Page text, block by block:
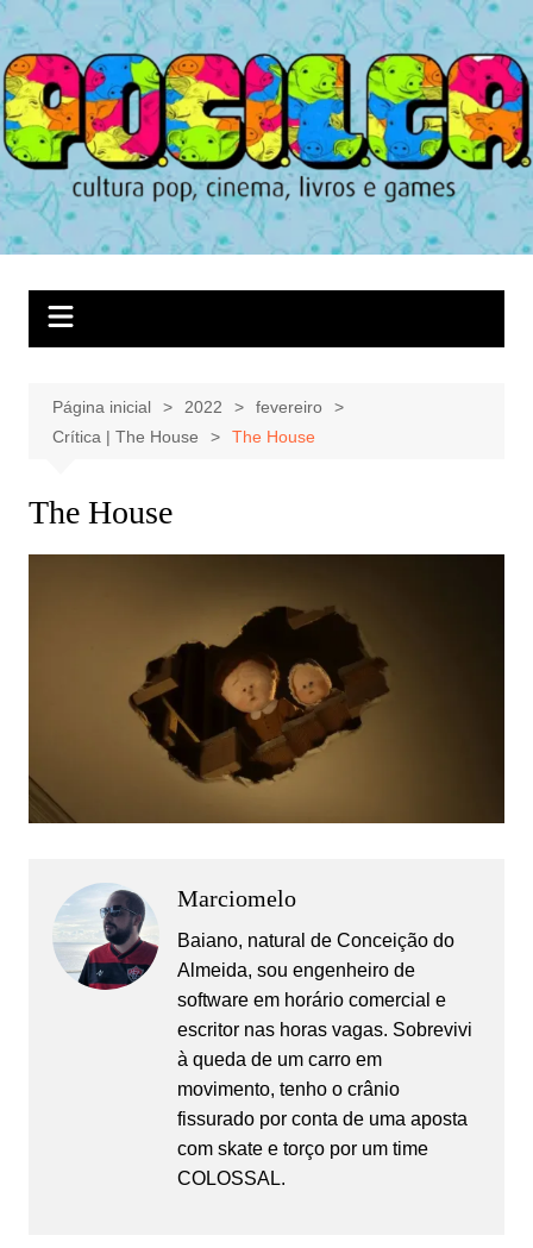
Ir
para
o
conteúdo
Página inicial 2022
fevereiro
Crítica | The House
The House
The House
Marciomelo
Baiano, natural de Conceição do
Almeida, sou engenheiro de
software em horário comercial e
escritor nas horas vagas. Sobrevivi
à queda de um carro em
movimento, tenho o crânio
fissurado por conta de uma aposta
com skate e torço por um time
COLOSSAL.